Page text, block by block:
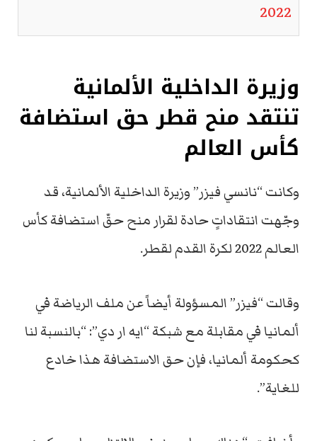
2022
وزيرة الداخلية الألمانية
تنتقد منح قطر حق استضافة
كأس العالم
وكانت “نانسي فيزر” وزيرة الداخلية الألمانية، قد
وجّهت انتقاداتٍ حادة لقرار منح حقّ استضافة كأس
العالم 2022 لكرة القدم لقطر.
وقالت “فيزر” المسؤولة أيضاً عن ملف الرياضة في
ألمانيا في مقابلة مع شبكة “ايه ار دي”: “بالنسبة لنا
كحكومة ألمانيا، فإن حق الاستضافة هذا خادع
للغاية”.